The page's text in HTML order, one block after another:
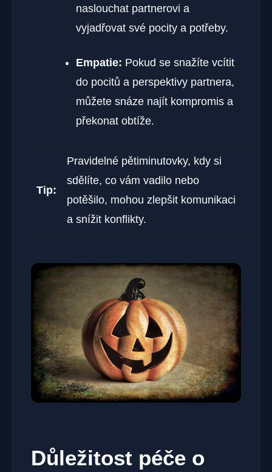
naslouchat partnerovi a
vyjadřovat své pocity a potřeby.
Empatie: Pokud se snažíte vcítit
do pocitů a perspektivy partnera,
můžete snáze najít kompromis a
překonat obtíže.
Tip:
Pravidelné pětiminutovky, kdy si
sdělíte, co vám vadilo nebo
potěšilo, mohou zlepšit komunikaci
a snížit konflikty.
Důležitost péče o